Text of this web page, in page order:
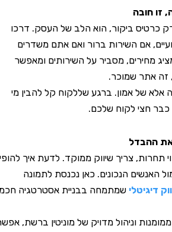
חובה
ביקור, הוא הלב של העסק. דרכו
אם השירות ברור ואם אתם משדרים
מחירים, מסביר על השירותים ומאפשר
אתר שמוכר.
של אמון. ברגע שללקוח קל להבין מי
חצי לקוח שלכם.
ההבדל
צריך שיווק ממוקד. לדעת איך להופיע
האנשים הנכונים. כאן נכנסת לתמונה
שמתמחה בבניית אסטרטגיה חכמה
וניהול מדויק של מוניטין ברשת, אפשר